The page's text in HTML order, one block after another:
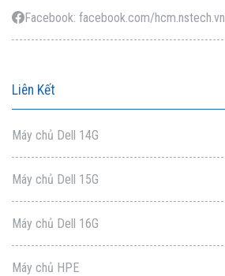
Facebook: facebook.com/hcm.nstech.vn
Liên Kết
Máy chủ Dell 14G
Máy chủ Dell 15G
Máy chủ Dell 16G
Máy chủ HPE